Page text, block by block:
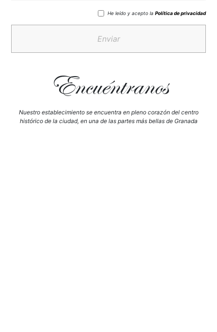
He leído y acepto la Política de privacidad
Enviar
Encuéntranos
Nuestro establecimiento se encuentra en pleno corazón del centro
histórico de la ciudad, en una de las partes más bellas de Granada